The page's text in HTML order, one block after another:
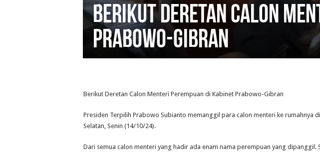
Berikut Deretan Calon
Prabowo-Gibran
Berikut Deretan Calon Menteri Perempuan di Kabinet Prabowo-Gibran
Presiden Terpilih Prabowo Subianto memanggil para calon menteri ke rumahnya
Selatan, Senin (14/10/24).
Dari semua calon menteri yang hadir ada enam nama perempuan yang dipanggil.